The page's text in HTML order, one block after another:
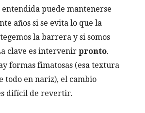
entendida puede mantenerse
años si se evita lo que la
la barrera y si somos
clave es intervenirpronto.
formas fimatosas (esa textura
todo en nariz), el cambio
difícil de revertir.